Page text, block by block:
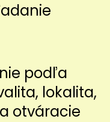
podľa
lokalita,
otváracie